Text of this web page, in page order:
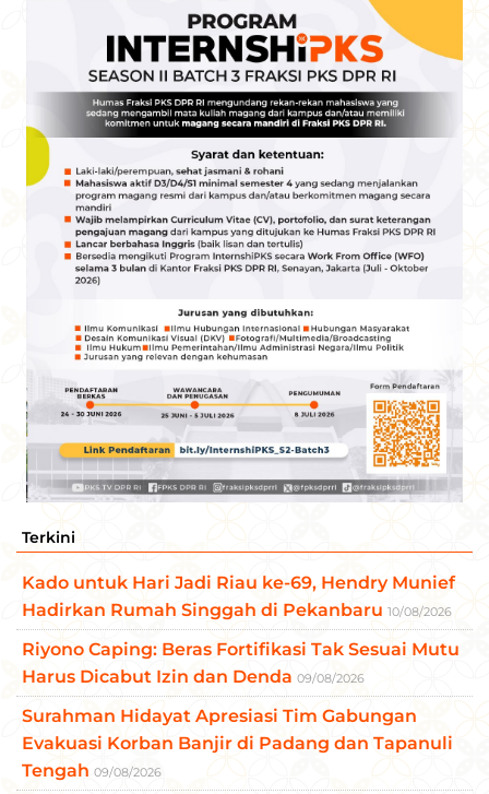
Terkini
Kado untuk Hari Jadi Riau ke-69, Hendry Munief
Hadirkan Rumah Singgah di Pekanbaru 10/08/2026
Riyono Caping: Beras Fortifikasi Tak Sesuai Mutu
Harus Dicabut Izin dan Denda 09/08/2026
Surahman Hidayat Apresiasi Tim Gabungan
Evakuasi Korban Banjir di Padang dan Tapanuli
Tengah 09/08/2026